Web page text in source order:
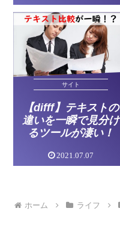
サイト
【difff】テキストの
違いを一瞬で見分け
るツールが凄い！
2021.07.07
ホーム ライフ